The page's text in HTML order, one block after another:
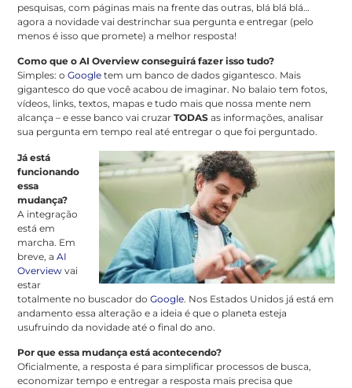
pesquisas, com páginas mais na frente das outras, blá blá blá…
agora a novidade vai destrinchar sua pergunta e entregar (pelo
menos é isso que promete) a melhor resposta!
Como que o AI Overview conseguirá fazer isso tudo?
Simples: oGoogle tem um banco de dados gigantesco. Mais
gigantesco do que você acabou de imaginar. No balaio tem fotos,
vídeos, links, textos, mapas e tudo mais que nossa mente nem
alcança – e esse banco vai cruzarTODAS as informações, analisar
sua pergunta em tempo real até entregar o que foi perguntado.
Já está
funcionando
essa
mudança?
A integração
está em
marcha. Em
breve, aAI
Overview vai
estar
totalmente no buscador doGoogle. Nos Estados Unidos já está em
andamento essa alteração e a ideia é que o planeta esteja
usufruindo da novidade até o final do ano.
Por que essa mudança está acontecendo?
Oficialmente, a resposta é para simplificar processos de busca,
economizar tempo e entregar a resposta mais precisa que